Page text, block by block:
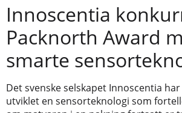
Innoscentia
Packnorth Award
smarte
Det svenske selskapet Innoscentia
utviklet en sensorteknologi som